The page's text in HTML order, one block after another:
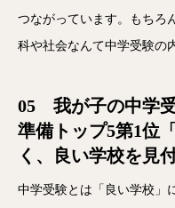
つながっています。もちろ
科や社会なんて中学受験の
05 我が子の中学
準備トップ5第1位
く、良い学校を見
中学受験とは「良い学校」